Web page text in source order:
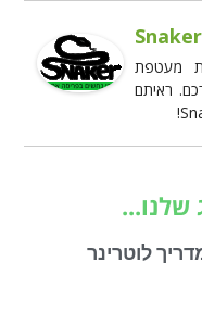
Snaker
מעטפת
ראיתם
שלנו...
לוטרינר